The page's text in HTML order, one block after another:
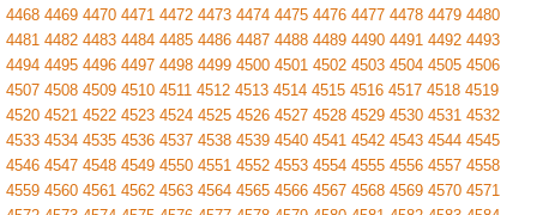
4468 4469 4470 4471 4472 4473 4474 4475 4476 4477 4478 4479 4480
4481 4482 4483 4484 4485 4486 4487 4488 4489 4490 4491 4492 4493
4494 4495 4496 4497 4498 4499 4500 4501 4502 4503 4504 4505 4506
4507 4508 4509 4510 4511 4512 4513 4514 4515 4516 4517 4518 4519
4520 4521 4522 4523 4524 4525 4526 4527 4528 4529 4530 4531 4532
4533 4534 4535 4536 4537 4538 4539 4540 4541 4542 4543 4544 4545
4546 4547 4548 4549 4550 4551 4552 4553 4554 4555 4556 4557 4558
4559 4560 4561 4562 4563 4564 4565 4566 4567 4568 4569 4570 4571